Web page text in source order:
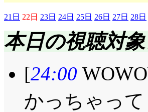
21日 22日 23日 24日 25日 26日 27日 28日
本日の視聴対
[24:00
かっちゃっ